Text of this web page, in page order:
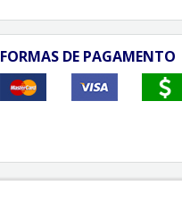
FORMAS DE PAGAMENTO